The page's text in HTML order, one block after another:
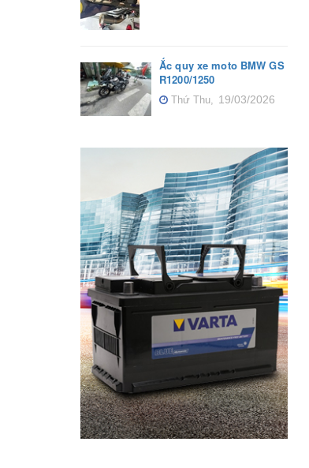
Ắc quy xe moto BMW GS
R1200/1250
Thứ Thu, 19/03/2026